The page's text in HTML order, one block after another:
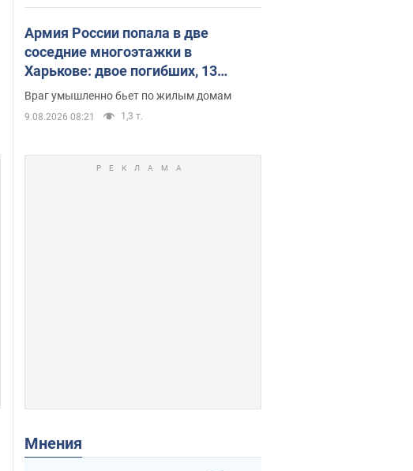
Армия России попала в две
соседние многоэтажки в
Харькове: двое погибших, 13
пострадавших
Враг умышленно бьет по жилым домам
9.08.2026 08:21 1,3 т.
Мнения